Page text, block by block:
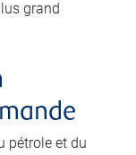
grand
pétrole et du